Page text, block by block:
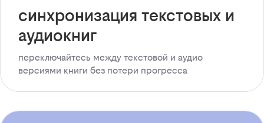
синхронизация текстовых и
аудиокниг
переключайтесь между текстовой и аудио
версиями книги без потери прогресса